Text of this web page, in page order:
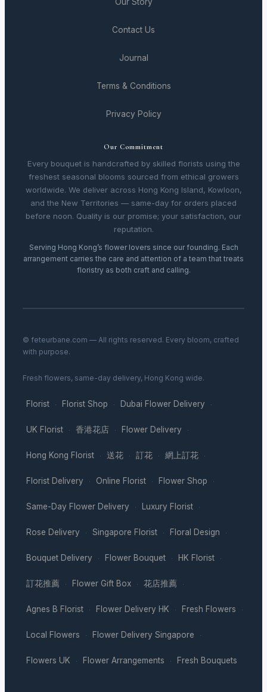
Contact Us
Journal
Terms & Conditions
Privacy Policy
Our Commitment
Every bouquet is handcrafted by skilled florists using the
freshest seasonal blooms sourced from ethical growers
worldwide. We deliver across Hong Kong Island, Kowloon,
and the New Territories — same-day for orders placed
before noon. Quality is our promise; your satisfaction, our
reputation.
Serving Hong Kong’s flower lovers since our founding. Each
arrangement carries the care and attention of a team that treats
floristry as both craft and calling.
© feteurbane.com — All rights reserved. Every bloom, crafted
with purpose.
Fresh flowers, same-day delivery, Hong Kong wide.
Florist · Florist Shop · Dubai Flower Delivery ·
UK Florist · 香港花店 · Flower Delivery ·
Hong Kong Florist · 送花 · 訂花 · 網上訂花 ·
Florist Delivery · Online Florist · Flower Shop ·
Same-Day Flower Delivery · Luxury Florist ·
Rose Delivery · Singapore Florist · Floral Design ·
Bouquet Delivery · Flower Bouquet · HK Florist ·
訂花推薦 · Flower Gift Box · 花店推薦 ·
Agnes B Florist · Flower Delivery HK · Fresh Flowers ·
Local Flowers · Flower Delivery Singapore ·
Flowers UK · Flower Arrangements · Fresh Bouquets